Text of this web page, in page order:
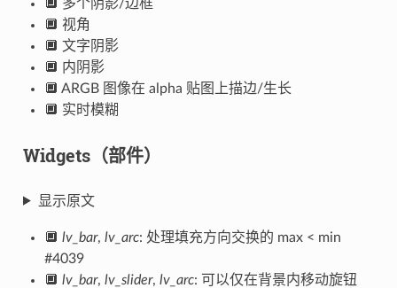
🔲 多个阴影/边框
🔲 视角
🔲 文字阴影
🔲 内阴影
🔲 ARGB 图像在 alpha 贴图上描边/生长
🔲 实时模糊
Widgets（部件）
显示原文
🔲 lv_bar, lv_arc: 处理填充方向交换的 max < min
#4039
🔲 lv_bar, lv_slider, lv_arc: 可以仅在背景内移动旋钮